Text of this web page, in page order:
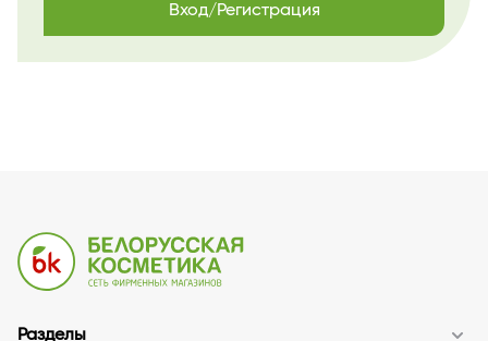
Вход/Регистрация
Разделы